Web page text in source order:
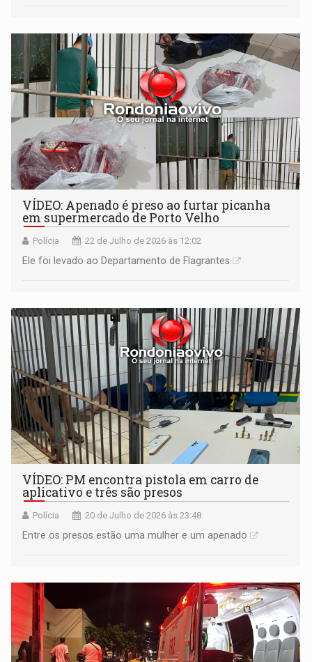
VÍDEO: Apenado é preso ao furtar picanha
em supermercado de Porto Velho
Polícia 22 de Julho de 2026 às 12:02
Ele foi levado ao Departamento de Flagrantes
VÍDEO: PM encontra pistola em carro de
aplicativo e três são presos
Polícia 20 de Julho de 2026 às 23:48
Entre os presos estão uma mulher e um apenado